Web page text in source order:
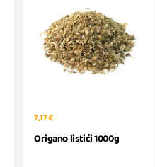
7,17 €
Origano listići 1000g